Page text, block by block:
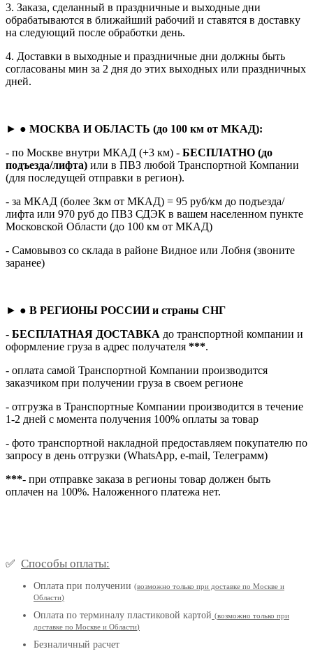
3. Заказа, сделанный в праздничные и выходные дни
обрабатываются в ближайший рабочий и ставятся в доставку
на следующий после обработки день.
4. Доставки в выходные и праздничные дни должны быть
согласованы мин за 2 дня до этих выходных или праздничных
дней.
► ● МОСКВА И ОБЛАСТЬ (до 100 км от МКАД):
- по Москве внутри МКАД (+3 км) - БЕСПЛАТНО (до
подъезда/лифта) или в ПВЗ любой Транспортной Компании
(для последущей отправки в регион).
- за МКАД (более 3км от МКАД) = 95 руб/км до подъезда/
лифта или 970 руб до ПВЗ СДЭК в вашем населенном пункте
Московской Области (до 100 км от МКАД)
- Самовывоз со склада в районе Видное или Лобня (звоните
заранее)
► ● В РЕГИОНЫ РОССИИ и страны СНГ
- БЕСПЛАТНАЯ ДОСТАВКА до транспортной компании и
оформление груза в адрес получателя ***.
- оплата самой Транспортной Компании производится
заказчиком при получении груза в своем регионе
- отгрузка в Транспортные Компании производится в течение
1-2 дней с момента получения 100% оплаты за товар
- фото транспортной накладной предоставляем покупателю по
запросу в день отгрузки (WhatsApp, e-mail, Телеграмм)
***- при отправке заказа в регионы товар должен быть
оплачен на 100%. Наложенного платежа нет.
✅ Способы оплаты:
Оплата при получении (возможно только при доставке по Москве и
Области)
Оплата по терминалу пластиковой картой (возможно только при
доставке по Москве и Области)
Безналичный расчет